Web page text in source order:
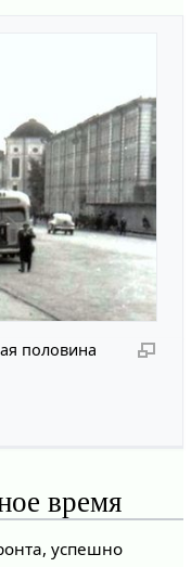
половина
время
успешно